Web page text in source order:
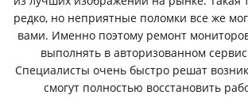
редко, но неприятные поломки все же
вами. Именно поэтому ремонт
выполнять в авторизованном
Специалисты очень быстро решат
смогут полностью восстановить